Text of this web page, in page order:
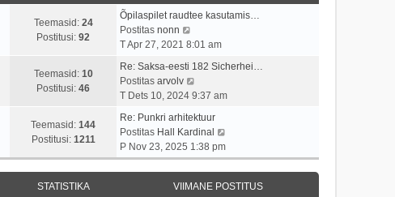
i
u
t
p
o
t
i
u
t
a
t
o
t
i
t
u
s
t
v
i
m
a
t
o
s
t
t
Teemasid: 24
Postitusi: 92
Õpilaspilet raudtee kasutamis…
Postitas nonn
a
t
a
v
i
i
m
a
s
t
T Apr 27, 2021 8:01 am
Teemasid: 10
Postitusi: 46
Re: Saksa-eesti 182 Sicherhei…
Postitas arvolv
a
t
a
v
i
T Dets 10, 2024 9:37 am
Teemasid: 144
Postitusi: 1211
Re: Punkri arhitektuur
Postitas Hall Kardinal
a
t
a
P Nov 23, 2025 1:38 pm
STATISTIKA VIIMANE POSTITUS